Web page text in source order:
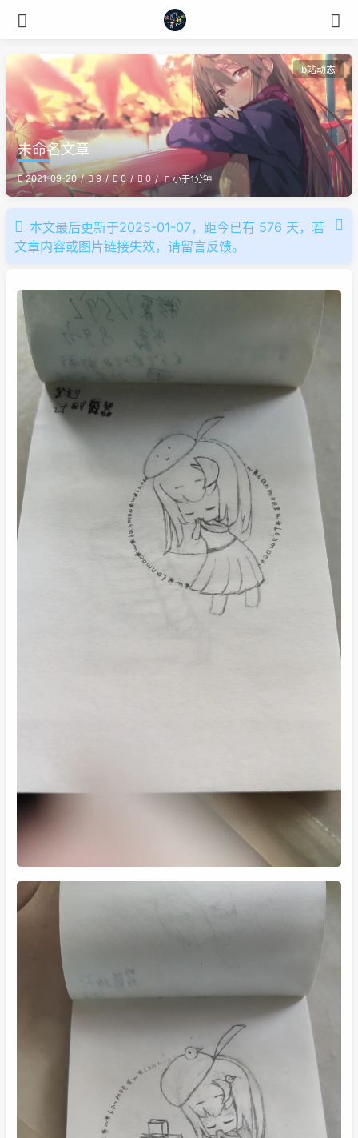
b站动态
未命名文章
2021-09-20 9 0 0 小于1分钟
本文最后更新于2025-01-07，距今已有 576 天，若
文章内容或图片链接失效，请留言反馈。